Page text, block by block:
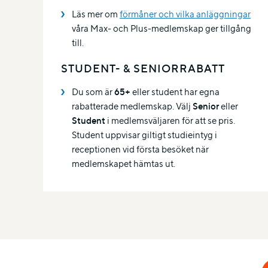
Läs mer omförmåner och vilka anläggningar
våra Max- och Plus-medlemskap ger tillgång
till.
STUDENT- & SENIORRABATT
Du som är65+eller student har egna
rabatterade medlemskap. Välj Senioreller
Studenti medlemsväljaren för att se pris.
Student uppvisar giltigt studieintyg i
receptionen vid första besöket när
medlemskapet hämtas ut.